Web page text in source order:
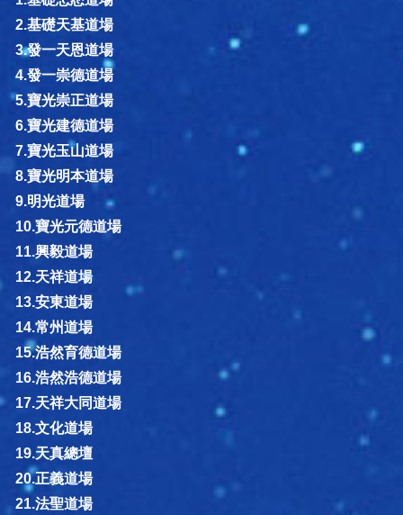
2.基礎天基道場
3.發一天恩道場
4.發一崇德道場
5.寶光崇正道場
6.寶光建德道場
7.寶光玉山道場
8.寶光明本道場
9.明光道場
10.寶光元德道場
11.興毅道場
12.天祥道場
13.安東道場
14.常州道場
15.浩然育德道場
16.浩然浩德道場
17.天祥大同道場
18.文化道場
19.天真總壇
20.正義道場
21.法聖道場